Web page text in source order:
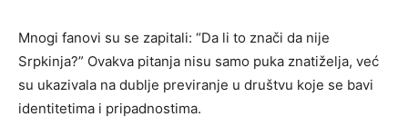
Mnogi fanovi su se zapitali: “Da li to znači da nije
Srpkinja?” Ovakva pitanja nisu samo puka znatiželja, već
su ukazivala na dublje previranje u društvu koje se bavi
identitetima i pripadnostima.